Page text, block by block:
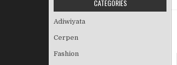
CATEGORIES
Adiwiyata
Cerpen
Fashion